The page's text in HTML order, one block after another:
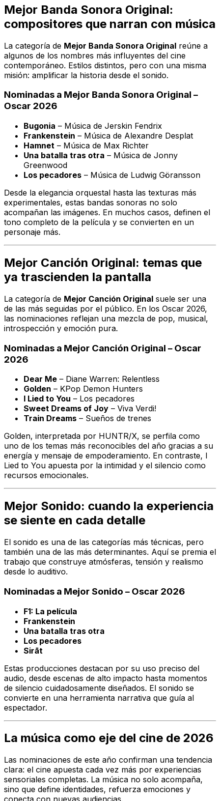
Mejor Banda Sonora Original:
compositores que narran con música
La categoría de Mejor Banda Sonora Original reúne a
algunos de los nombres más influyentes del cine
contemporáneo. Estilos distintos, pero con una misma
misión: amplificar la historia desde el sonido.
Nominadas a Mejor Banda Sonora Original –
Oscar 2026
Bugonia – Música de Jerskin Fendrix
Frankenstein – Música de Alexandre Desplat
Hamnet – Música de Max Richter
Una batalla tras otra – Música de Jonny
Greenwood
Los pecadores – Música de Ludwig Göransson
Desde la elegancia orquestal hasta las texturas más
experimentales, estas bandas sonoras no solo
acompañan las imágenes. En muchos casos, definen el
tono completo de la película y se convierten en un
personaje más.
Mejor Canción Original: temas que
ya trascienden la pantalla
La categoría de Mejor Canción Original suele ser una
de las más seguidas por el público. En los Oscar 2026,
las nominaciones reflejan una mezcla de pop, musical,
introspección y emoción pura.
Nominadas a Mejor Canción Original – Oscar
2026
Dear Me – Diane Warren: Relentless
Golden – KPop Demon Hunters
I Lied to You – Los pecadores
Sweet Dreams of Joy – Viva Verdi!
Train Dreams – Sueños de trenes
Golden, interpretada por HUNTR/X, se perfila como
uno de los temas más reconocibles del año gracias a su
energía y mensaje de empoderamiento. En contraste, I
Lied to You apuesta por la intimidad y el silencio como
recursos emocionales.
Mejor Sonido: cuando la experiencia
se siente en cada detalle
El sonido es una de las categorías más técnicas, pero
también una de las más determinantes. Aquí se premia el
trabajo que construye atmósferas, tensión y realismo
desde lo auditivo.
Nominadas a Mejor Sonido – Oscar 2026
F1: La película
Frankenstein
Una batalla tras otra
Los pecadores
Sirāt
Estas producciones destacan por su uso preciso del
audio, desde escenas de alto impacto hasta momentos
de silencio cuidadosamente diseñados. El sonido se
convierte en una herramienta narrativa que guía al
espectador.
La música como eje del cine de 2026
Las nominaciones de este año confirman una tendencia
clara: el cine apuesta cada vez más por experiencias
sensoriales completas. La música no solo acompaña,
sino que define identidades, refuerza emociones y